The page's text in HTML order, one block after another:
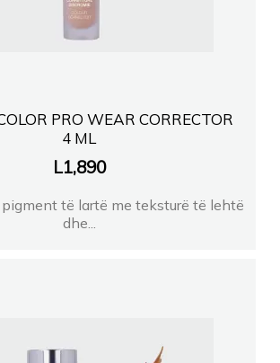
PRO WEAR CORRECTOR
4 ML
L1,890
pigment të lartë me teksturë të lehtë
dhe...